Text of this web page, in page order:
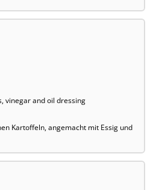
vinegar and oil dressing
Kartoffeln, angemacht mit Essig und